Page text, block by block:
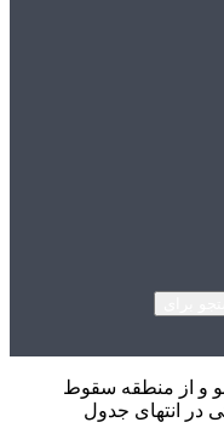
و از منطقه سقوط
در انتهای جدول